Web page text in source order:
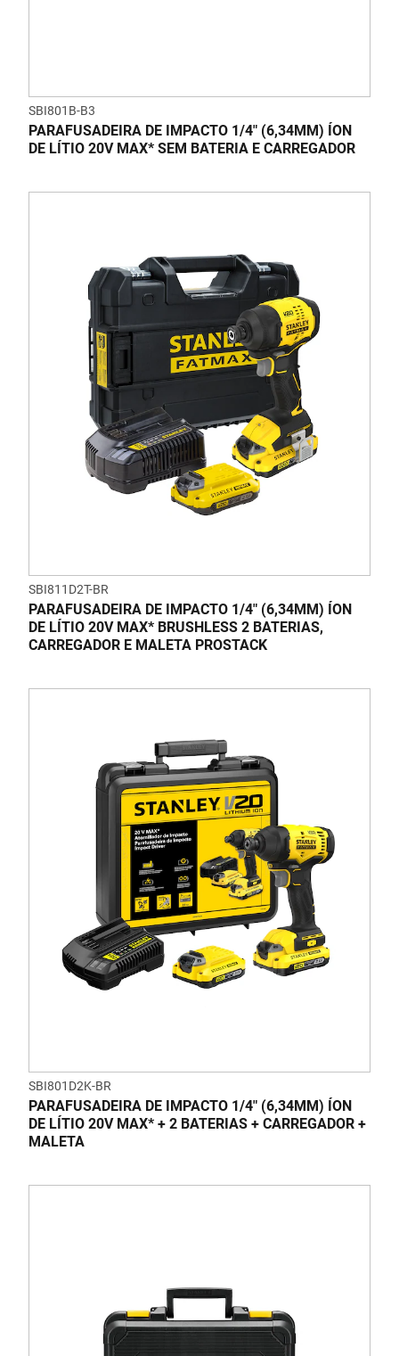
SBI801B-B3
PARAFUSADEIRA DE IMPACTO 1/4" (6,34MM) ÍON
DE LÍTIO 20V MAX* SEM BATERIA E CARREGADOR
SBI811D2T-BR
PARAFUSADEIRA DE IMPACTO 1/4" (6,34MM) ÍON
DE LÍTIO 20V MAX* BRUSHLESS 2 BATERIAS,
CARREGADOR E MALETA PROSTACK
SBI801D2K-BR
PARAFUSADEIRA DE IMPACTO 1/4" (6,34MM) ÍON
DE LÍTIO 20V MAX* + 2 BATERIAS + CARREGADOR +
MALETA